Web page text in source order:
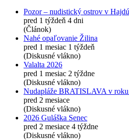
Pozor – nudistický ostrov v
pred 1 týždeň 4 dni
(Článok)
Nahé opaľovanie Žilina
pred 1 mesiac 1 týždeň
(Diskusné vlákno)
Valalta 2026
pred 1 mesiac 2 týždne
(Diskusné vlákno)
Nudapláže BRATISLAVA v
pred 2 mesiace
(Diskusné vlákno)
2026 Guláška Senec
pred 2 mesiace 4 týždne
(Diskusné vlákno)